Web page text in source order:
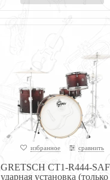
избранное сравнить
GRETSCH CT1-R444-SAF
ударная установка (только